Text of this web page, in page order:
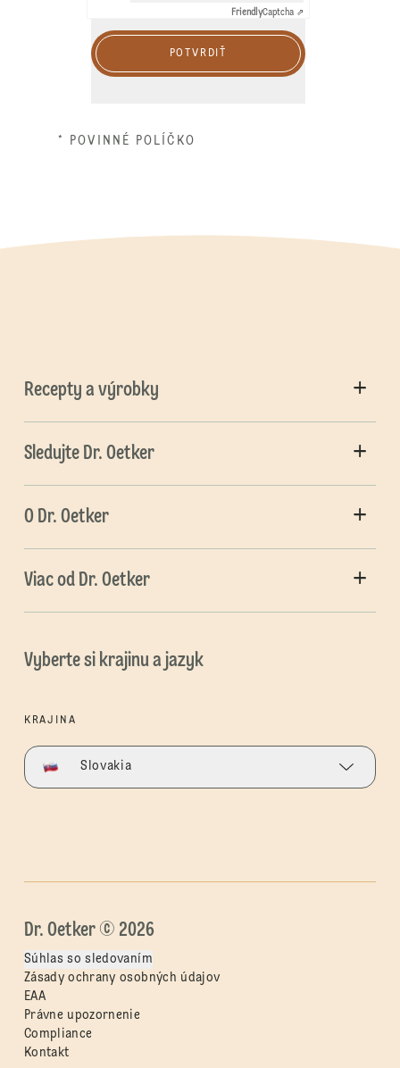
FriendlyCaptcha ⇗
POTVRDIŤ
* POVINNÉ POLÍČKO
Recepty a výrobky
Sledujte Dr. Oetker
O Dr. Oetker
Viac od Dr. Oetker
Vyberte si krajinu a jazyk
KRAJINA
Slovakia
Dr. Oetker © 2026
Súhlas so sledovaním
Zásady ochrany osobných údajov
EAA
Právne upozornenie
Compliance
Kontakt